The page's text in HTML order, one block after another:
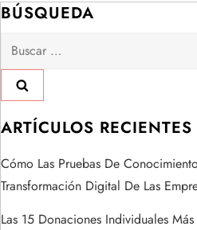
g
a
c
i
ó
n
BÚSQUEDA
Buscar:
ARTÍCULOS RECIENTES
Cómo Las Pruebas De
Transformación Digital De Las
Las 15 Donaciones Individuales